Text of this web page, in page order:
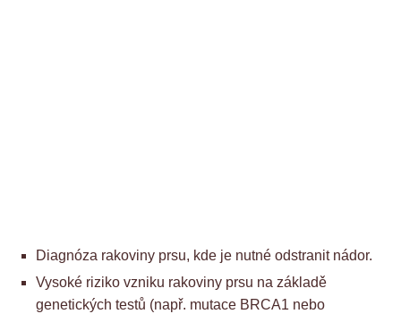
Diagnóza rakoviny prsu, kde je nutné odstranit nádor.
Vysoké riziko vzniku rakoviny prsu na základě
genetických testů (např. mutace BRCA1 nebo